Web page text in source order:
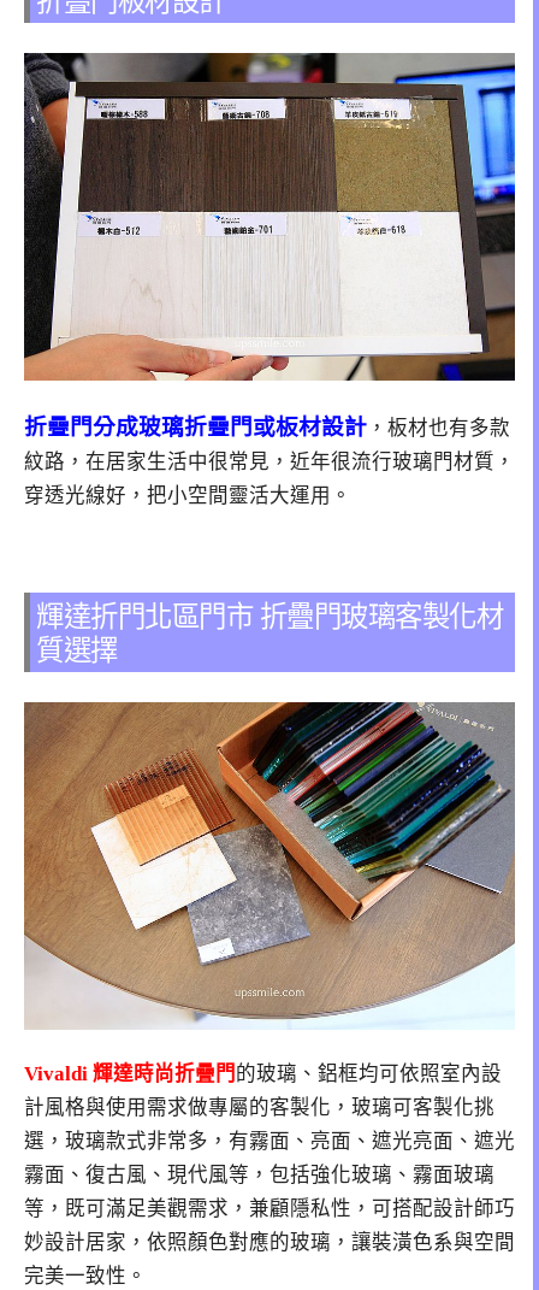
折疊門分成玻璃折疊門或板材設計 ，板材也有多款
紋路，在居家生活中很常見，近年很流行玻璃門材質，
穿透光線好，把小空間靈活大運用。
輝達折門北區門市 折疊門玻璃客製化材
質選擇
Vivaldi 輝達時尚折疊門 的玻璃、鋁框均可依照室內設
計風格與使用需求做專屬的客製化，玻璃可客製化挑
選，玻璃款式非常多，有霧面、亮面、遮光亮面、遮光
霧面、復古風、現代風等，包括強化玻璃、霧面玻璃
等，既可滿足美觀需求，兼顧隱私性，可搭配設計師巧
妙設計居家，依照顏色對應的玻璃，讓裝潢色系與空間
完美一致性。